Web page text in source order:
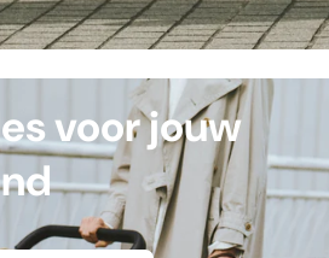
voor jouw